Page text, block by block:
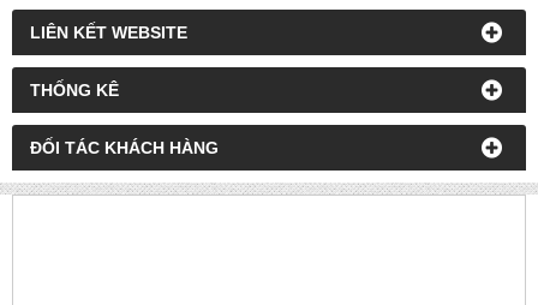
LIÊN KẾT WEBSITE
THỐNG KÊ
ĐỐI TÁC KHÁCH HÀNG